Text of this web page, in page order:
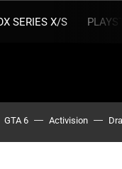
SERIES X/S
GTA 6 Activision